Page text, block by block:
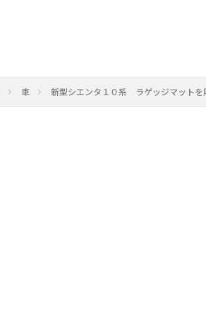
車 新型シエンタ１０系 ラゲッジマットを